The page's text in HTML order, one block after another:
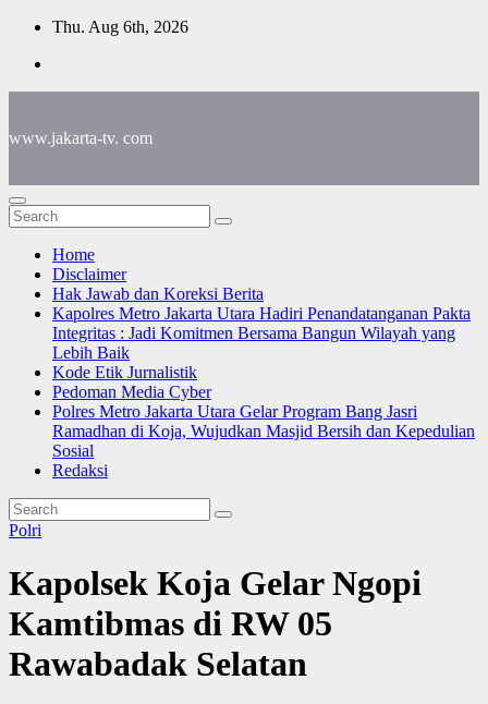
Skip
content
Thu. Aug 6th, 2026
www.jakarta-tv. com
Home
Disclaimer
Hak Jawab dan Koreksi Berita
Kapolres Metro Jakarta Utara Hadiri Penandatanganan Pakta
Integritas : Jadi Komitmen Bersama Bangun Wilayah yang
Lebih Baik
Kode Etik Jurnalistik
Pedoman Media Cyber
Polres Metro Jakarta Utara Gelar Program Bang Jasri
Ramadhan di Koja, Wujudkan Masjid Bersih dan Kepedulian
Sosial
Redaksi
Polri
Kapolsek Koja Gelar Ngopi
Kamtibmas di RW 05
Rawabadak Selatan